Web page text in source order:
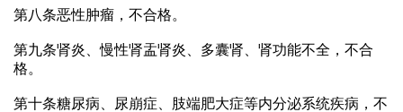
第八条恶性肿瘤，不合格。
第九条肾炎、慢性肾盂肾炎、多囊肾、肾功能不全，不合
格。
第十条糖尿病、尿崩症、肢端肥大症等内分泌系统疾病，不